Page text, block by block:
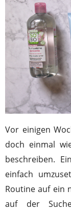
Vor einigen
doch einmal
beschreiben.
einfach
Routine auf ein
auf der